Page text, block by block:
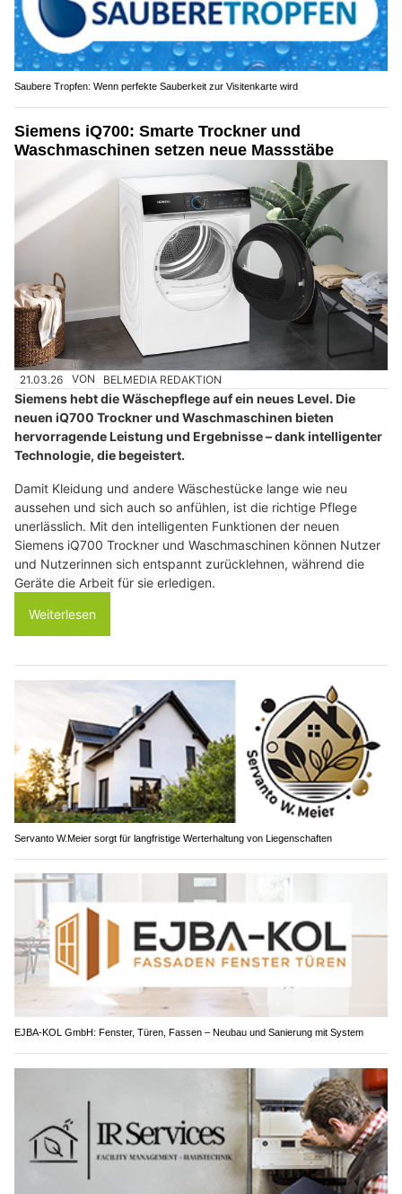
Saubere Tropfen: Wenn perfekte Sauberkeit zur Visitenkarte wird
Siemens iQ700: Smarte Trockner und
Waschmaschinen setzen neue Massstäbe
21.03.26 VON BELMEDIA REDAKTION
Siemens hebt die Wäschepflege auf ein neues Level. Die
neuen iQ700 Trockner und Waschmaschinen bieten
hervorragende Leistung und Ergebnisse – dank intelligenter
Technologie, die begeistert.
Damit Kleidung und andere Wäschestücke lange wie neu
aussehen und sich auch so anfühlen, ist die richtige Pflege
unerlässlich. Mit den intelligenten Funktionen der neuen
Siemens iQ700 Trockner und Waschmaschinen können Nutzer
und Nutzerinnen sich entspannt zurücklehnen, während die
Geräte die Arbeit für sie erledigen.
Weiterlesen
Servanto W.Meier sorgt für langfristige Werterhaltung von Liegenschaften
EJBA-KOL GmbH: Fenster, Türen, Fassen – Neubau und Sanierung mit System